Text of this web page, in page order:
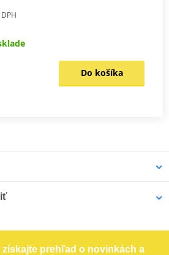
Do košíka
získajte prehľad o novinkách a